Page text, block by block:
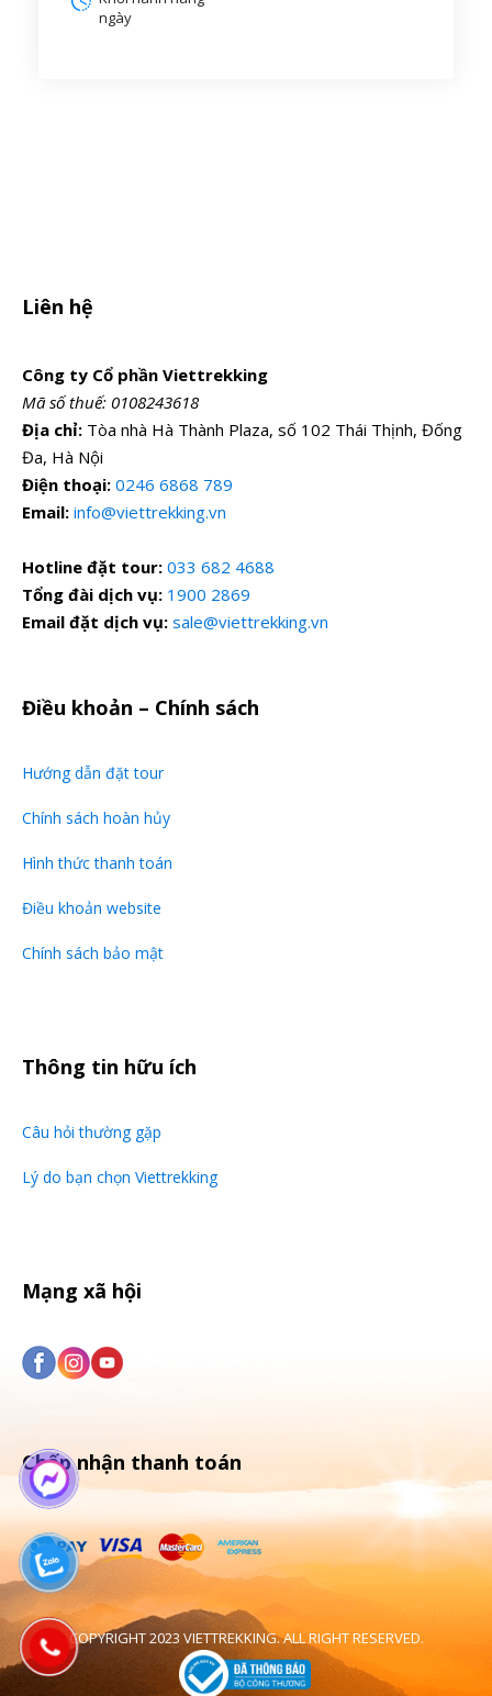
ngày
Liên hệ
Công ty Cổ phần Viettrekking
Mã số thuế: 0108243618
Địa chỉ: Tòa nhà Hà Thành Plaza, số 102 Thái Thịnh, Đống
Đa, Hà Nội
Điện thoại: 0246 6868 789
Email: info@viettrekking.vn
Hotline đặt tour: 033 682 4688
Tổng đài dịch vụ: 1900 2869
Email đặt dịch vụ: sale@viettrekking.vn
Điều khoản – Chính sách
Hướng dẫn đặt tour
Chính sách hoàn hủy
Hình thức thanh toán
Điều khoản website
Chính sách bảo mật
Thông tin hữu ích
Câu hỏi thường gặp
Lý do bạn chọn Viettrekking
Mạng xã hội
Chấp nhận thanh toán
COPYRIGHT 2023 VIETTREKKING. ALL RIGHT RESERVED.